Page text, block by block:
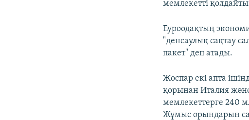
мемлекетті
Еуроодақтың
"денсаулық сақтау
пакет" деп атады.
Жоспар екі апта
қорынан Италия
мемлекеттерге 240
Жұмыс орындарын